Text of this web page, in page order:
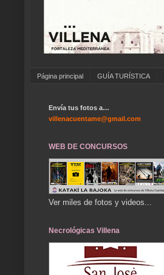
Página principal GUÍA TURÍSTICA
Envía tus fotos a…
villenacuentame@gmail.com
WEB DE CONCURSOS
Ver miles de fotos y videos...
Necrológicas Villena